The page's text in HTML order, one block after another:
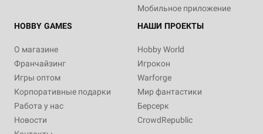
Мобильное приложение
HOBBY GAMES
О магазине
Франчайзинг
Игры оптом
Корпоративные подарки
Работа у нас
Новости
НАШИ ПРОЕКТЫ
Hobby World
Игрокон
Warforge
Мир фантастики
Берсерк
CrowdRepublic